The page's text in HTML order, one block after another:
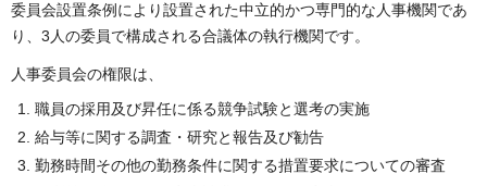
委員会設置条例により設置された中立的かつ専門的な人事機関であ
り、3人の委員で構成される合議体の執行機関です。
人事委員会の権限は、
職員の採用及び昇任に係る競争試験と選考の実施
給与等に関する調査・研究と報告及び勧告
勤務時間その他の勤務条件に関する措置要求についての審査